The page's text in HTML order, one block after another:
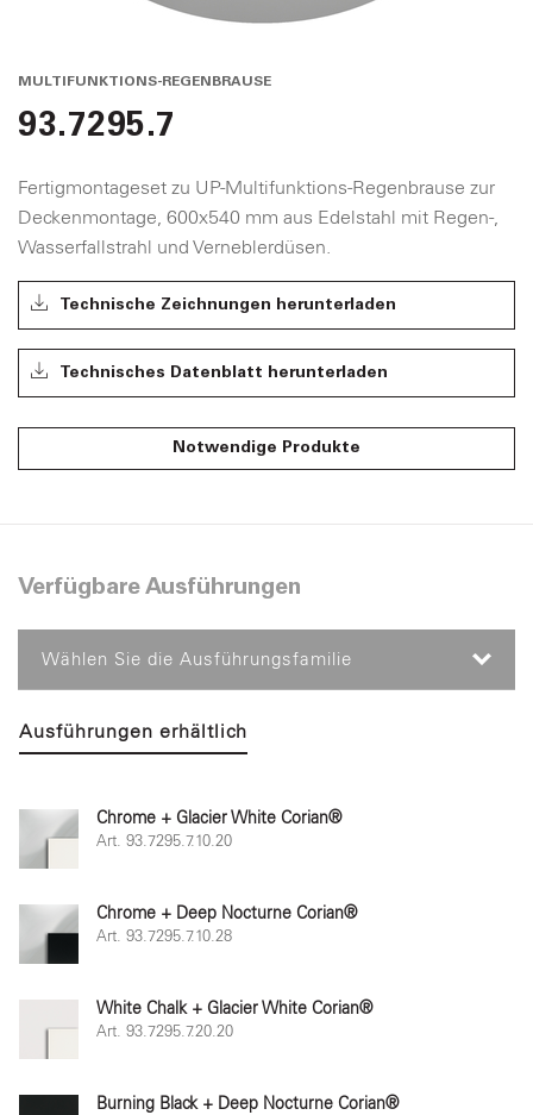
MULTIFUNKTIONS-REGENBRAUSE
93.7295.7
Fertigmontageset zu UP-Multifunktions-Regenbrause zur
Deckenmontage, 600x540 mm aus Edelstahl mit Regen-,
Wasserfallstrahl und Verneblerdüsen.
Technische Zeichnungen herunterladen
Technisches Datenblatt herunterladen
Notwendige Produkte
Verfügbare Ausführungen
Wählen Sie die Ausführungsfamilie
Ausführungen erhältlich
Chrome + Glacier White Corian®
Art. 93.7295.7.10.20
Chrome + Deep Nocturne Corian®
Art. 93.7295.7.10.28
White Chalk + Glacier White Corian®
Art. 93.7295.7.20.20
Burning Black + Deep Nocturne Corian®